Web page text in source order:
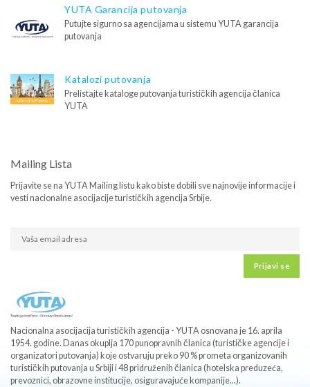
YUTA Garancija putovanja
Putujte sigurno sa agencijama u sistemu YUTA garancija
putovanja
Katalozi putovanja
Prelistajte kataloge putovanja turističkih agencija članica
YUTA
Mailing Lista
Prijavite se na YUTA Mailing listu kako biste dobili sve najnovije informacije i
vesti nacionalne asocijacije turističkih agencija Srbije.
Prijavi se
Nacionalna asocijacija turističkih agencija - YUTA osnovana je 16. aprila
1954. godine. Danas okuplja 170 punopravnih članica (turističke agencije i
organizatori putovanja) koje ostvaruju preko 90 % prometa organizovanih
turističkih putovanja u Srbiji i 48 pridruženih članica (hotelska preduzeća,
prevoznici, obrazovne institucije, osiguravajuće kompanije...).